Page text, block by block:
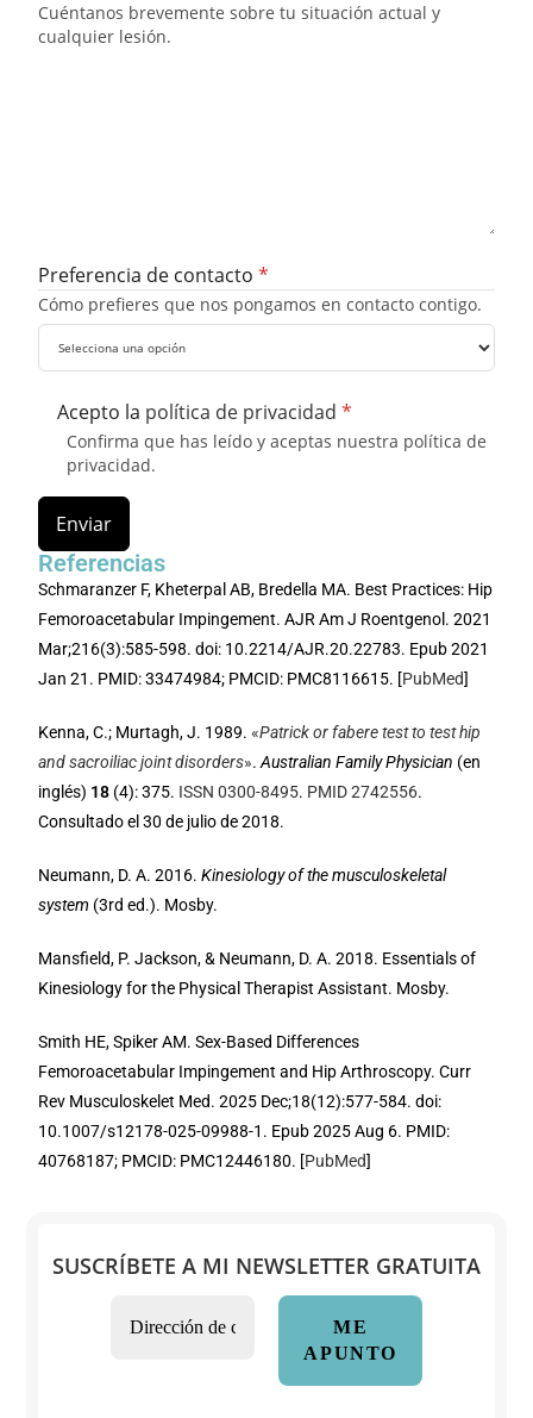
Cuéntanos brevemente sobre tu situación actual y
cualquier lesión.
Preferencia de contacto*
Cómo prefieres que nos pongamos en contacto contigo.
Acepto la política de privacidad *
Confirma que has leído y aceptas nuestra política de
privacidad.
Enviar
Referencias
Schmaranzer F, Kheterpal AB, Bredella MA. Best Practices: Hip
Femoroacetabular Impingement. AJR Am J Roentgenol. 2021
Mar;216(3):585-598. doi: 10.2214/AJR.20.22783. Epub 2021
Jan 21. PMID: 33474984; PMCID: PMC8116615. [PubMed]
Kenna, C.; Murtagh, J. 1989.«Patrick or fabere test to test hip
and sacroiliac joint disorders».Australian Family Physician (en
inglés) 18 (4): 375. ISSN 0300-8495. PMID 2742556.
Consultado el 30 de julio de 2018.
Neumann, D. A. 2016.Kinesiology of the musculoskeletal
system (3rd ed.). Mosby.
Mansfield, P. Jackson, & Neumann, D. A. 2018. Essentials of
Kinesiology for the Physical Therapist Assistant. Mosby.
Smith HE, Spiker AM. Sex-Based Differences
Femoroacetabular Impingement and Hip Arthroscopy. Curr
Rev Musculoskelet Med. 2025 Dec;18(12):577-584. doi:
10.1007/s12178-025-09988-1. Epub 2025 Aug 6. PMID:
40768187; PMCID: PMC12446180. [PubMed]
SUSCRÍBETE A MI NEWSLETTER GRATUITA